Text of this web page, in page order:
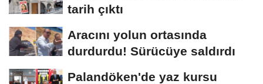
tarih çıktı
Aracını yolun ortasında
durdurdu! Sürücüye saldırdı
Palandöken'de yaz kursu